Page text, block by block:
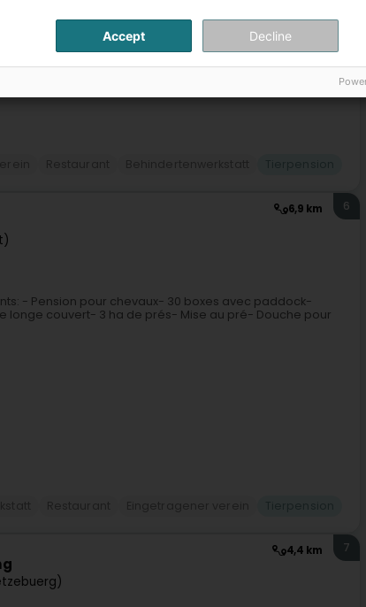
6,9 km 6
- Pension pour chevaux- 30 boxes avec paddock-
longe couvert- 3 ha de prés- Mise au pré- Douche pour
4,4 km 7
Accept Decline